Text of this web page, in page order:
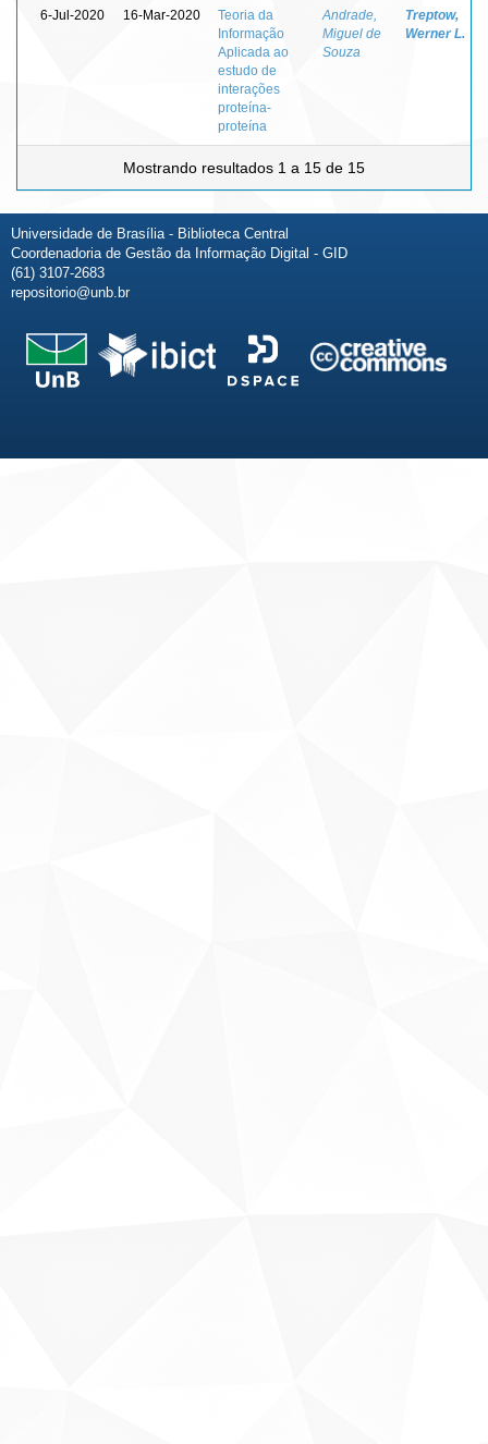
6-Jul-2020 16-Mar-2020
Teoria da
Informação
Aplicada ao
estudo de
interações
proteína-
proteína
Andrade,
Miguel de
Souza
Treptow,
Werner L.
Mostrando resultados 1 a 15 de 15
Universidade de Brasília - Biblioteca Central
Coordenadoria de Gestão da Informação Digital - GID
(61) 3107-2683
repositorio@unb.br